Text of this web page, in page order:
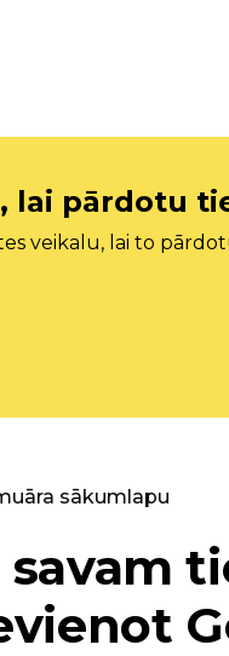
lai pārdotu
veikalu, lai to
sākumlapu
savam